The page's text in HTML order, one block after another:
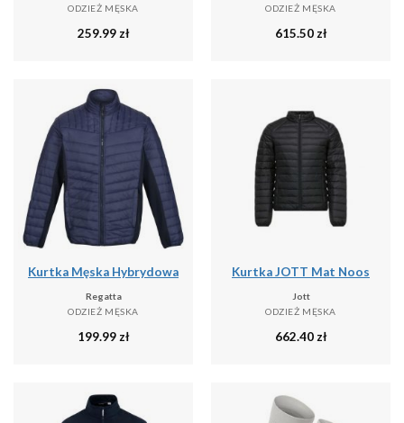
ODZIEŻ MĘSKA
259.99 zł
ODZIEŻ MĘSKA
615.50 zł
Kurtka Męska Hybrydowa
Regatta
ODZIEŻ MĘSKA
199.99 zł
Kurtka JOTT Mat Noos
Jott
ODZIEŻ MĘSKA
662.40 zł